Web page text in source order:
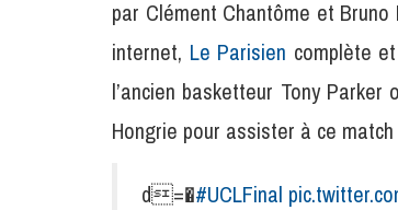
par Clément Chantôme et Bruno
internet, Le Parisien complète
l’ancien basketteur Tony
Hongrie pour assister à ce
d=�#UCLFinal